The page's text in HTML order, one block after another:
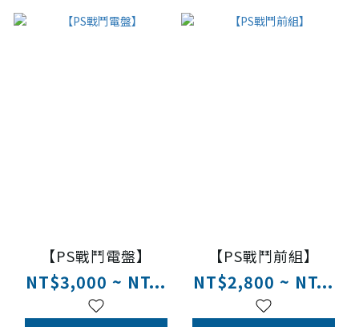
【PS戰鬥電盤】
NT$3,000 ~ NT...
【PS戰鬥前組】
NT$2,800 ~ NT...